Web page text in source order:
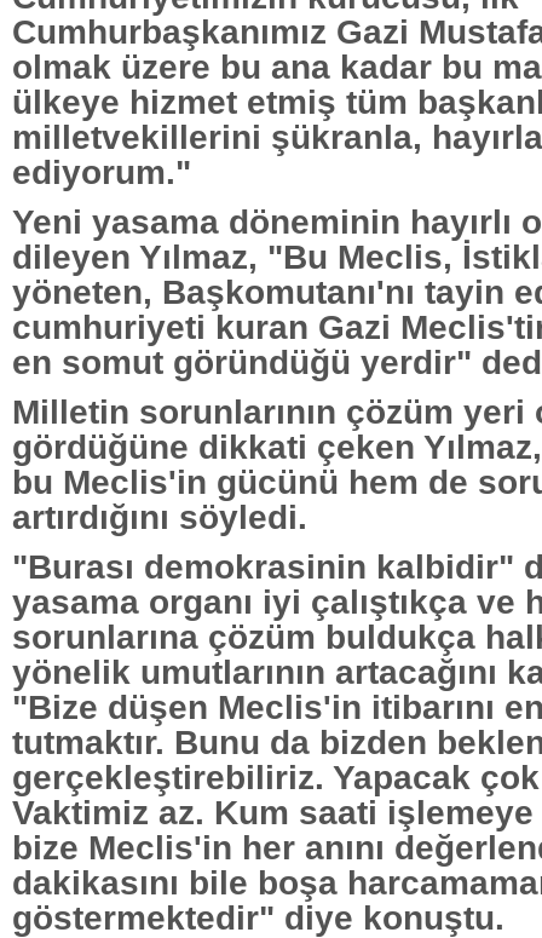
Cumhurbaşkanımız Gazi
olmak üzere bu ana kadar bu
ülkeye hizmet etmiş tüm
milletvekillerini şükranla,
ediyorum."
Yeni yasama döneminin hayırlı
dileyen Yılmaz, "Bu Meclis,
yöneten, Başkomutanı'nı tayin
cumhuriyeti kuran Gazi
en somut göründüğü yerdir"
Milletin sorunlarının çözüm
gördüğüne dikkati çeken
bu Meclis'in gücünü hem de
artırdığını söyledi.
"Burası demokrasinin kalbidir"
yasama organı iyi çalıştıkça ve
sorunlarına çözüm buldukça
yönelik umutlarının artacağını
"Bize düşen Meclis'in itibarını
tutmaktır. Bunu da bizden
gerçekleştirebiliriz. Yapacak
Vaktimiz az. Kum saati işlemeye
bize Meclis'in her anını
dakikasını bile boşa
göstermektedir" diye konuştu.